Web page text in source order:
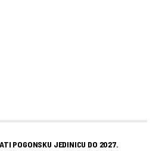
POGONSKU JEDINICU DO 2027.